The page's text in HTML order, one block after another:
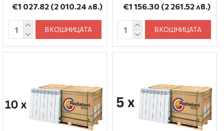
€1 027.82 (2 010.24 лв.)
В КОШНИЦАТА
€1 156.30 (2 261.52 лв.)
В КОШНИЦАТА